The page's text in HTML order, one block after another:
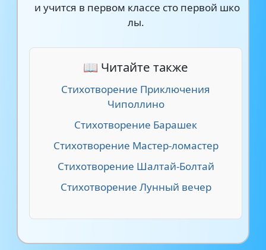
и учится в первом классе сто первой шко
лы.
📖 Читайте также
Стихотворение Приключения
Чиполлино
Стихотворение Барашек
Стихотворение Мастер-ломастер
Стихотворение Шалтай-Болтай
Стихотворение Лунный вечер